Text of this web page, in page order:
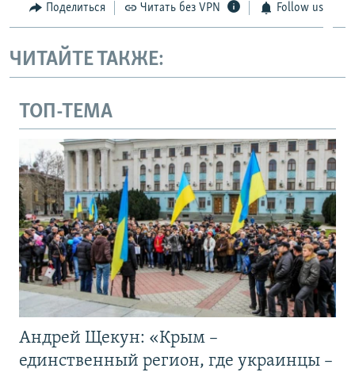
Поделиться Читать без VPN Follow us
ЧИТАЙТЕ ТАКЖЕ:
ТОП-ТЕМА
Андрей Щекун: «Крым –
единственный регион, где украинцы –